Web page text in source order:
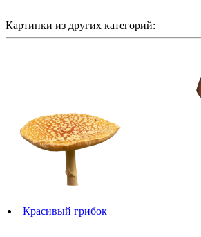
Картинки из других категорий:
Красивый грибок